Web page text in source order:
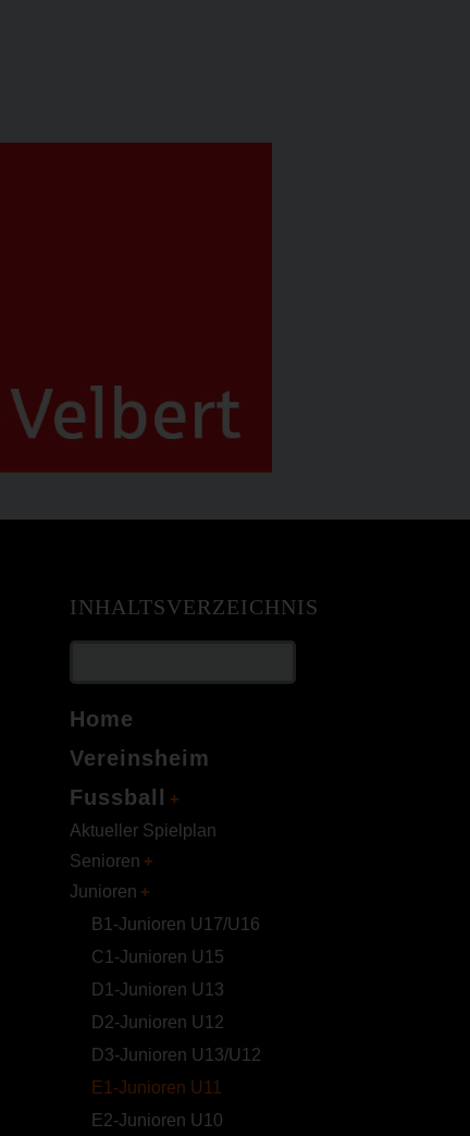
INHALTSVERZEICHNIS
Home
Vereinsheim
Fussball
Aktueller Spielplan
Senioren
Junioren
B1-Junioren U17/U16
C1-Junioren U15
D1-Junioren U13
D2-Junioren U12
D3-Junioren U13/U12
E1-Junioren U11
E2-Junioren U10